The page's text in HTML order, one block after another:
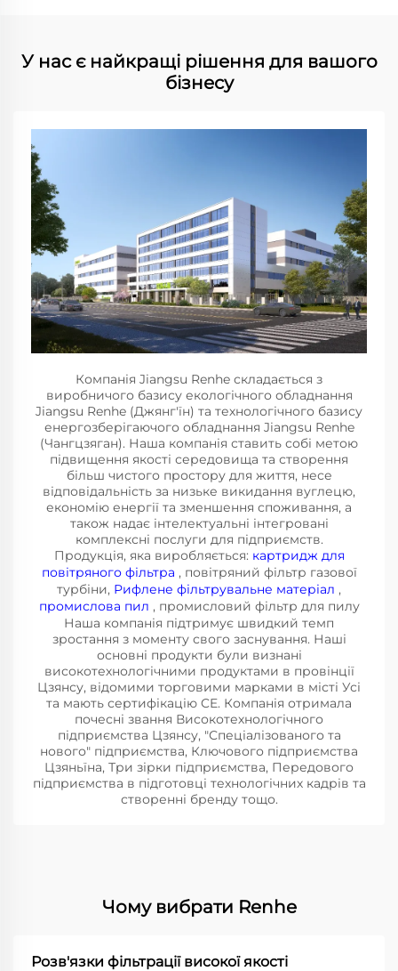
У нас є найкращі рішення для вашого
бізнесу
Компанія Jiangsu Renhe складається з
виробничого базису екологічного обладнання
Jiangsu Renhe (Джянг'їн) та технологічного базису
енергозберігаючого обладнання Jiangsu Renhe
(Чангцзяган). Наша компанія ставить собі метою
підвищення якості середовища та створення
більш чистого простору для життя, несе
відповідальність за низьке викидання вуглецю,
економію енергії та зменшення споживання, а
також надає інтелектуальні інтегровані
комплексні послуги для підприємств.
Продукція, яка виробляється: картридж для
повітряного фільтра , повітряний фільтр газової
турбіни, Рифлене фільтрувальне матеріал ,
промислова пил , промисловий фільтр для пилу
Наша компанія підтримує швидкий темп
зростання з моменту свого заснування. Наші
основні продукти були визнані
високотехнологічними продуктами в провінції
Цзянсу, відомими торговими марками в місті Усі
та мають сертифікацію CE. Компанія отримала
почесні звання Високотехнологічного
підприємства Цзянсу, "Спеціалізованого та
нового" підприємства, Ключового підприємства
Цзяньїна, Три зірки підприємства, Передового
підприємства в підготовці технологічних кадрів та
створенні бренду тощо.
Чому вибрати Renhe
Розв'язки фільтрації високої якості